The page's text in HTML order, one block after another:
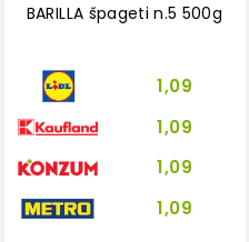
BARILLA špageti n.5 500g
1,09
1,09
1,09
1,09